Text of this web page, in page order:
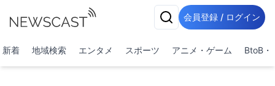
会員登録 / ログイン
新着 地域検索 エンタメ スポーツ アニメ・ゲーム BtoB・